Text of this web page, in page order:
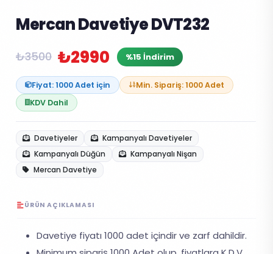
Mercan Davetiye DVT232
₺3500 ₺2990 %15 İndirim
Fiyat: 1000 Adet için
Min. Sipariş: 1000 Adet
KDV Dahil
Davetiyeler
Kampanyalı Davetiyeler
Kampanyalı Düğün
Kampanyalı Nişan
Mercan Davetiye
ÜRÜN AÇIKLAMASI
Davetiye fiyatı 1000 adet içindir ve zarf dahildir.